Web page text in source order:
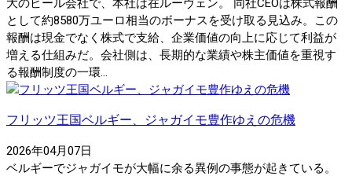
大のビール会社で、本社は在ルーヴェン。 同社CEOは株式報酬
として約8580万ユーロ相当のボーナスを受け取る見込み。この
報酬は現金でなく株式で支給、企業価値の向上に応じて利益が
増える仕組みだ。会社側は、長期的な業績や株主価値を重視す
る報酬制度の一環...
フリッツ王国ベルギー、ジャガイモ豊作ゆえの危機
2026年04月07日
ベルギーでジャガイモが大幅に余る異例の事態が起きている。